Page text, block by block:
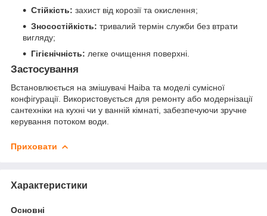
Стійкість: захист від корозії та окислення;
Зносостійкість: тривалий термін служби без втрати
вигляду;
Гігієнічність: легке очищення поверхні.
Застосування
Встановлюється на змішувачі Haiba та моделі сумісної
конфігурації. Використовується для ремонту або модернізації
сантехніки на кухні чи у ванній кімнаті, забезпечуючи зручне
керування потоком води.
Приховати
Характеристики
Основні